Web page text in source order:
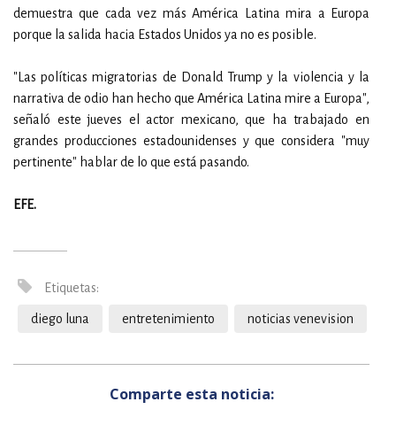
demuestra que cada vez más América Latina mira a Europa
porque la salida hacia Estados Unidos ya no es posible.
"Las políticas migratorias de Donald Trump y la violencia y la
narrativa de odio han hecho que América Latina mire a Europa",
señaló este jueves el actor mexicano, que ha trabajado en
grandes producciones estadounidenses y que considera "muy
pertinente" hablar de lo que está pasando.
EFE.
Etiquetas:
diego luna entretenimiento noticias venevision
Comparte esta noticia: